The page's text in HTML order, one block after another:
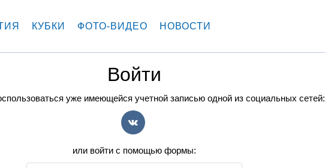
КУБКИ ФОТО-ВИДЕО НОВОСТИ
Войти
уже имеющейся учетной записью одной из социальных сетей:
или войти с помощью формы: